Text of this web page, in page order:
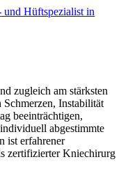
zugleich am stärksten
Schmerzen, Instabilität
beeinträchtigen,
abgestimmte
ist erfahrener
zertifizierter Kniechirurg